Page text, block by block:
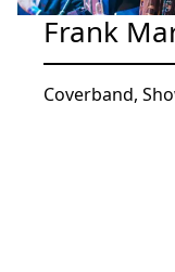
Frank
Coverband,